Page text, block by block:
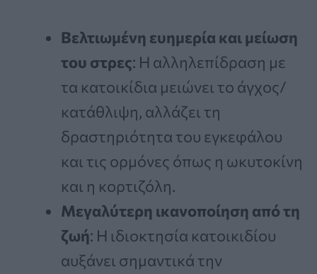
Βελτιωμένη ευημερία και μείωση
του στρες: Η αλληλεπίδραση με
τα κατοικίδια μειώνει το άγχος/
κατάθλιψη, αλλάζει τη
δραστηριότητα του εγκεφάλου
και τις ορμόνες όπως η ωκυτοκίνη
και η κορτιζόλη.
Μεγαλύτερη ικανοποίηση από τη
ζωή: Η ιδιοκτησία κατοικιδίου
αυξάνει σημαντικά την